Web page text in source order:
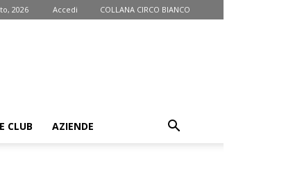
2026 Accedi COLLANA CIRCO BIANCO
CLUB AZIENDE